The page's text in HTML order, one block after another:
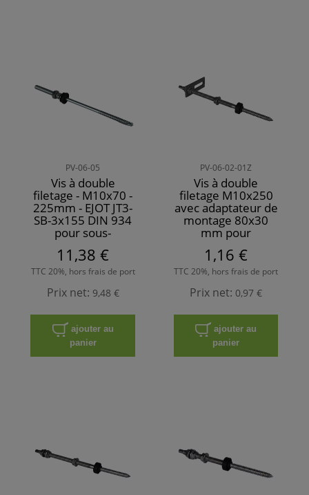
PV-06-05
Vis à double
filetage - M10x70 -
225mm - EJOT JT3-
SB-3x155 DIN 934
pour sous-
structures en acier
11,38 €
TTC 20%, hors frais de port
Prix net: 9,48 €
ajouter au
panier
PV-06-02-01Z
Vis à double
filetage M10x250
avec adaptateur de
montage 80x30
mm pour
structures PV
1,16 €
TTC 20%, hors frais de port
Prix net: 0,97 €
ajouter au
panier